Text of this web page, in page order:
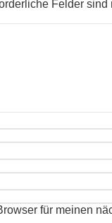
Felder sind
für meinen